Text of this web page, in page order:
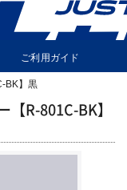
ご利用ガイド
よくあるご質問
BK】黒
【R-801C-BK】